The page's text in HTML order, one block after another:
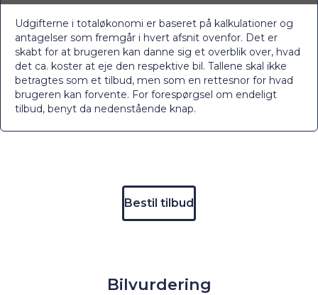
Udgifterne i totaløkonomi er baseret på kalkulationer og
antagelser som fremgår i hvert afsnit ovenfor. Det er
skabt for at brugeren kan danne sig et overblik over, hvad
det ca. koster at eje den respektive bil. Tallene skal ikke
betragtes som et tilbud, men som en rettesnor for hvad
brugeren kan forvente. For forespørgsel om endeligt
tilbud, benyt da nedenstående knap.
Bestil tilbud
Bilvurdering